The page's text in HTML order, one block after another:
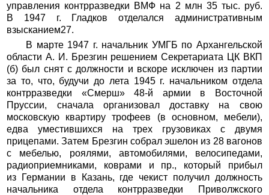
управления контрразведки ВМФ на 2 млн 35 тыс. руб.
В 1947 г. Гладков отделался административным
взысканием27.
В марте 1947 г. начальник УМГБ по Архангельской
области А. И. Брезгин решением Секретариата ЦК ВКП
(б) был снят с должности и вскоре исключен из партии
за то, что, будучи до лета 1945 г. начальником отдела
контрразведки «Смерш» 48-й армии в Восточной
Пруссии, сначала организовал доставку на свою
московскую квартиру трофеев (в основном, мебели),
едва уместившихся на трех грузовиках с двумя
прицепами. Затем Брезгин собрал эшелон из 28 вагонов
с мебелью, роялями, автомобилями, велосипедами,
радиоприемниками, коврами и пр., который прибыл
из Германии в Казань, где чекист получил должность
начальника отдела контрразведки Приволжского